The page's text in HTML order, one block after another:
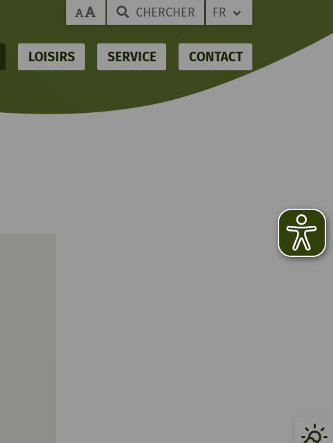
CHERCHER FR
LOISIRS SERVICE CONTACT